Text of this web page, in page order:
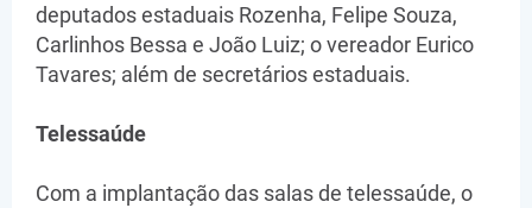
deputados estaduais Rozenha, Felipe Souza,
Carlinhos Bessa e João Luiz; o vereador Eurico
Tavares; além de secretários estaduais.
Telessaúde
Com a implantação das salas de telessaúde, o